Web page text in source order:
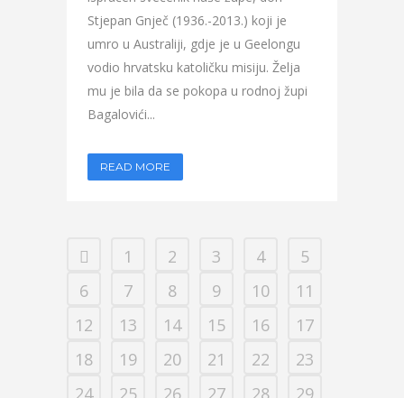
Stjepan Gnječ (1936.-2013.) koji je
umro u Australiji, gdje je u Geelongu
vodio hrvatsku katoličku misiju. Želja
mu je bila da se pokopa u rodnoj župi
Bagalovići...
READ MORE
1 2 3 4
5
6
7 8 9 10
11
12
13 14 15 16
17
18
19 20 21 22
23
24
25 26 27 28 29